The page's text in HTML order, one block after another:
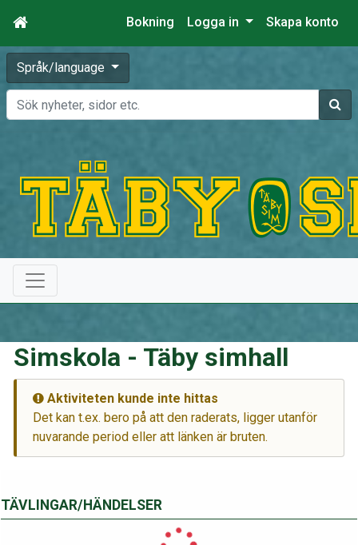
Bokning Logga in Skapa konto
Språk/language
Sök
TÄVLINGAR/HÄNDELSER
Simskola - Täby simhall
Aktiviteten kunde inte hittas
Det kan t.ex. bero på att den raderats, ligger utanför
nuvarande period eller att länken är bruten.